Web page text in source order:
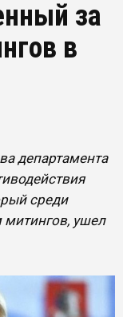
за
в
департамента
среди
митингов, ушел